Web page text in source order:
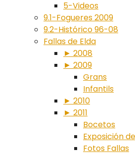
5-Videos
9.1-Fogueres 2009
9.2-Histórico 96-08
Fallas de Elda
► 2008
► 2009
Grans
Infantils
► 2010
► 2011
Bocetos
Exposición
Fotos Fallas